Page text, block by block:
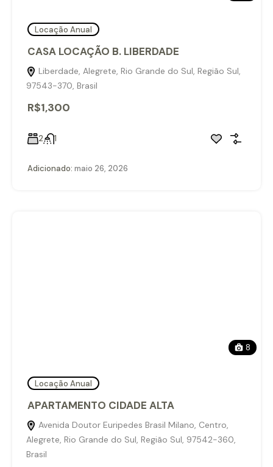
Locação Anual
CASA LOCAÇÃO B. LIBERDADE
Liberdade, Alegrete, Rio Grande do Sul, Região Sul,
97543-370, Brasil
R$1,300
2 1
Adicionado: maio 26, 2026
8
Locação Anual
APARTAMENTO CIDADE ALTA
Avenida Doutor Euripedes Brasil Milano, Centro,
Alegrete, Rio Grande do Sul, Região Sul, 97542-360,
Brasil